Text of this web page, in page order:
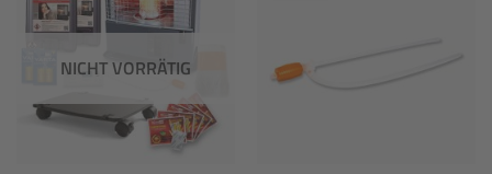
NICHT VORRÄTIG